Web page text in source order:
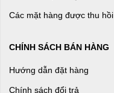
Các mặt hàng được thu hồi
CHÍNH SÁCH BÁN HÀNG
Hướng dẫn đặt hàng
Chính sách đổi trả